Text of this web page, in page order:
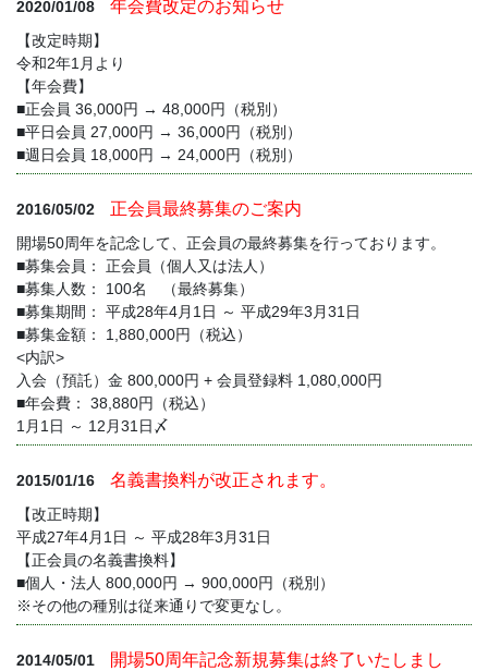
2020/01/08 年会費改定のお知らせ
【改定時期】
令和2年1月より
【年会費】
■正会員 36,000円 → 48,000円（税別）
■平日会員 27,000円 → 36,000円（税別）
■週日会員 18,000円 → 24,000円（税別）
2016/05/02 正会員最終募集のご案内
開場50周年を記念して、正会員の最終募集を行っております。
■募集会員： 正会員（個人又は法人）
■募集人数： 100名 （最終募集）
■募集期間： 平成28年4月1日 ～ 平成29年3月31日
■募集金額： 1,880,000円（税込）
<内訳>
入会（預託）金 800,000円 + 会員登録料 1,080,000円
■年会費： 38,880円（税込）
1月1日 ～ 12月31日〆
2015/01/16 名義書換料が改正されます。
【改正時期】
平成27年4月1日 ～ 平成28年3月31日
【正会員の名義書換料】
■個人・法人 800,000円 → 900,000円（税別）
※その他の種別は従来通りで変更なし。
2014/05/01
開場50周年記念新規募集は終了いたしまし